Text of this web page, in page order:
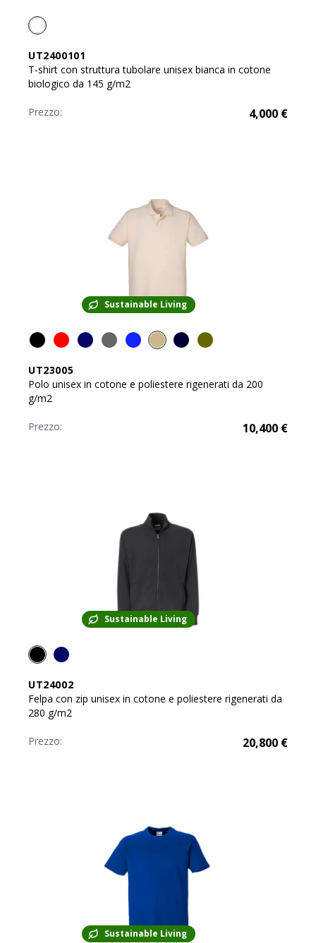
UT2400101
T-shirt con struttura tubolare unisex bianca in cotone
biologico da 145 g/m2
Prezzo: 4,000 €
Sustainable Living
UT23005
Polo unisex in cotone e poliestere rigenerati da 200
g/m2
Prezzo: 10,400 €
Sustainable Living
UT24002
Felpa con zip unisex in cotone e poliestere rigenerati da
280 g/m2
Prezzo: 20,800 €
Sustainable Living